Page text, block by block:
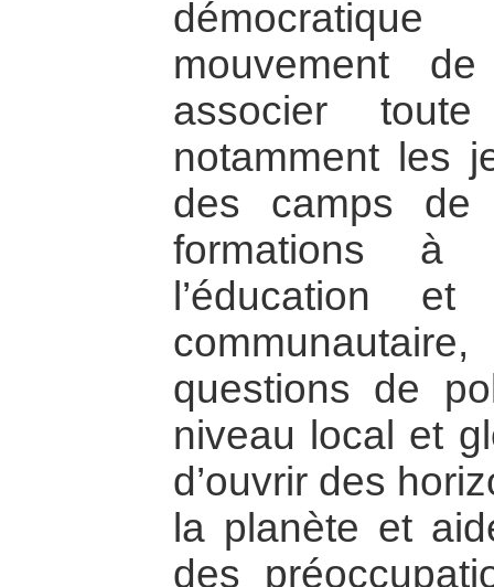
mouvement
associer
notamment les
des camps de
formations à
l’éducation
questions de
niveau local et
d’ouvrir des
la planète et
des